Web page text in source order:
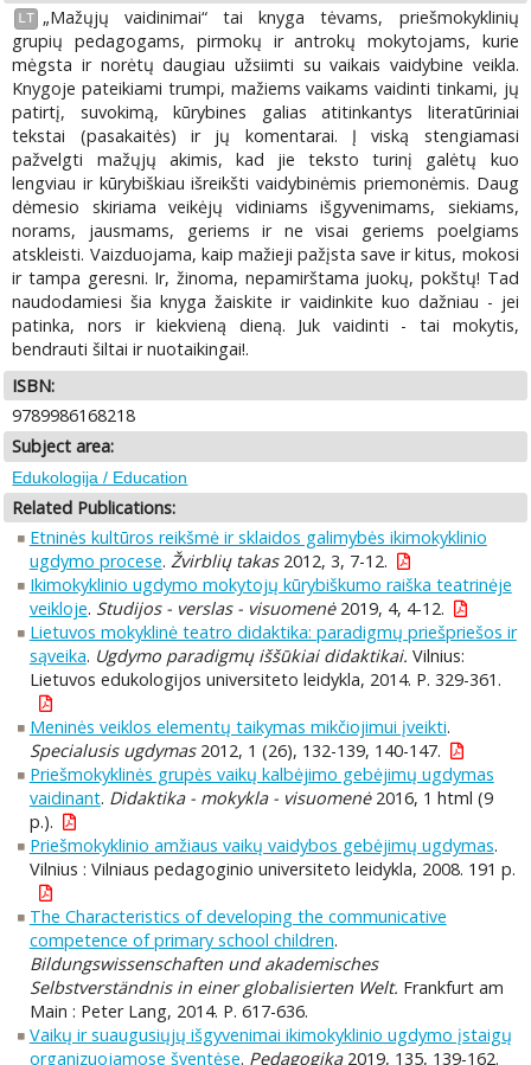
LT
„Mažųjų vaidinimai“ tai knyga tėvams, priešmokyklinių
grupių pedagogams, pirmokų ir antrokų mokytojams, kurie
mėgsta ir norėtų daugiau užsiimti su vaikais vaidybine veikla.
Knygoje pateikiami trumpi, mažiems vaikams vaidinti tinkami, jų
patirtį, suvokimą, kūrybines galias atitinkantys literatūriniai
tekstai (pasakaitės) ir jų komentarai. Į viską stengiamasi
pažvelgti mažųjų akimis, kad jie teksto turinį galėtų kuo
lengviau ir kūrybiškiau išreikšti vaidybinėmis priemonėmis. Daug
dėmesio skiriama veikėjų vidiniams išgyvenimams, siekiams,
norams, jausmams, geriems ir ne visai geriems poelgiams
atskleisti. Vaizduojama, kaip mažieji pažįsta save ir kitus, mokosi
ir tampa geresni. Ir, žinoma, nepamirštama juokų, pokštų! Tad
naudodamiesi šia knyga žaiskite ir vaidinkite kuo dažniau - jei
patinka, nors ir kiekvieną dieną. Juk vaidinti - tai mokytis,
bendrauti šiltai ir nuotaikingai!.
ISBN:
9789986168218
Subject area:
Edukologija / Education
Related Publications:
Etninės kultūros reikšmė ir sklaidos galimybės ikimokyklinio
ugdymo procese. Žvirblių takas2012, 3, 7-12.
Ikimokyklinio ugdymo mokytojų kūrybiškumo raiška teatrinėje
veikloje. Studijos - verslas - visuomenė2019, 4, 4-12.
Lietuvos mokyklinė teatro didaktika: paradigmų priešpriešos ir
sąveika. Ugdymo paradigmų iššūkiai didaktikai. Vilnius:
Lietuvos edukologijos universiteto leidykla, 2014. P. 329-361.
Meninės veiklos elementų taikymas mikčiojimui įveikti.
Specialusis ugdymas2012, 1 (26), 132-139, 140-147.
Priešmokyklinės grupės vaikų kalbėjimo gebėjimų ugdymas
vaidinant. Didaktika - mokykla - visuomenė2016, 1 html (9
p.).
Priešmokyklinio amžiaus vaikų vaidybos gebėjimų ugdymas.
Vilnius : Vilniaus pedagoginio universiteto leidykla, 2008. 191 p.
The Characteristics of developing the communicative
competence of primary school children.
Bildungswissenschaften und akademisches
Selbstverständnis in einer globalisierten Welt. Frankfurt am
Main : Peter Lang, 2014. P. 617-636.
Vaikų ir suaugusiųjų išgyvenimai ikimokyklinio ugdymo įstaigų
organizuojamose šventėse. Pedagogika2019, 135, 139-162.